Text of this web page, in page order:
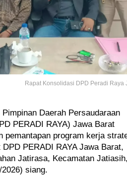
Rapat Konsolidasi DPD Peradi Raya
Daerah Persaudaraan
PERADI RAYA) Jawa Barat
pemantapan program kerja
PERADI RAYA Jawa Barat,
Jatirasa, Kecamatan Jatiasih,
siang.